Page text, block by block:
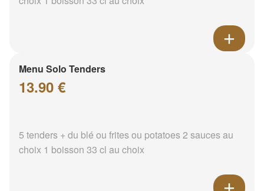
Menu Solo Tenders
13.90 €
5 tenders + du blé ou frites ou potatoes 2 sauces au
choix 1 boisson 33 cl au choix